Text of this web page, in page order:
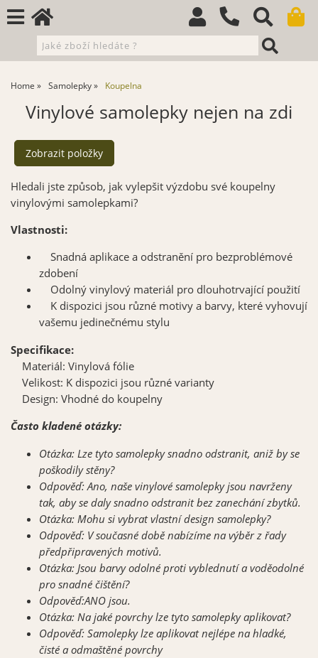
Home Samolepky Koupelna
Vinylové samolepky nejen na zdi
Hledali jste způsob, jak vylepšit výzdobu své koupelny
vinylovými samolepkami?
Vlastnosti:
Snadná aplikace a odstranění pro bezproblémové
zdobení
Odolný vinylový materiál pro dlouhotrvající použití
K dispozici jsou různé motivy a barvy, které vyhovují
vašemu jedinečnému stylu
Specifikace:
Materiál: Vinylová fólie
Velikost: K dispozici jsou různé varianty
Design: Vhodné do koupelny
Často kladené otázky:
Otázka: Lze tyto samolepky snadno odstranit, aniž by se
poškodily stěny?
Odpověď: Ano, naše vinylové samolepky jsou navrženy
tak, aby se daly snadno odstranit bez zanechání zbytků.
Otázka: Mohu si vybrat vlastní design samolepky?
Odpověď: V současné době nabízíme na výběr z řady
předpřipravených motivů.
Otázka:Jsou barvy odolné proti vyblednutí a voděodolné
pro snadné čištění?
Odpověď:ANO jsou.
Otázka:Na jaké povrchy lze tyto samolepky aplikovat?
Odpověď: Samolepky lze aplikovat nejlépe na hladké,
čisté a odmaštěné povrchy